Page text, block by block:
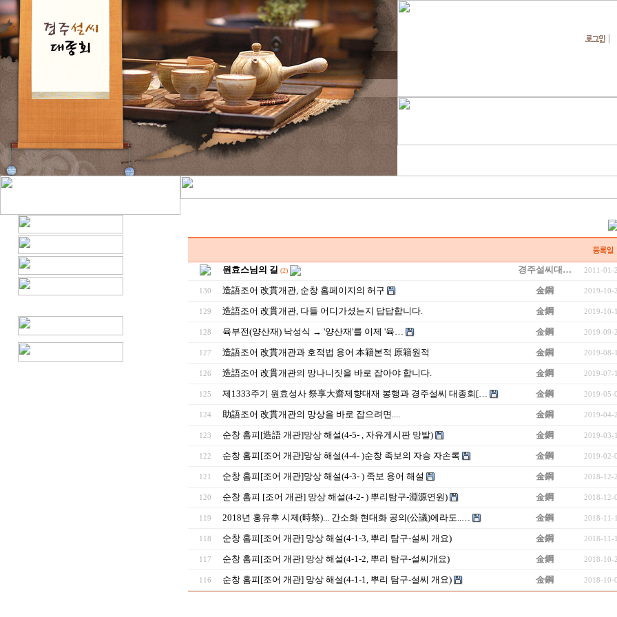
원효스님의 길 (2) 경주설씨대… 2011-01-
130 造語조어 改貫개관, 순창 홈페이지의 허구 金鋼 2019-10-
129 造語조어 改貫개관, 다들 어디가셨는지 답답합니다. 金鋼 2019-10-
128 육부전(양산재) 낙성식 → '양산재'를 이제 '육… 金鋼 2019-09-
127 造語조어 改貫개관과 호적법 용어 本籍본적 原籍원적 金鋼 2019-08-
126 造語조어 改貫개관의 망나니짓을 바로 잡아야 합니다. 金鋼 2019-07-
125 제1333주기 원효성사 祭享大齋제향대재 봉행과 경주설씨 대종회[… 金鋼 2019-05-
124 助語조어 改貫개관의 망상을 바로 잡으려면.... 金鋼 2019-04-
123 순창 홈피[造語 개관]망상 해설(4-5- , 자유게시판 망발) 金鋼 2019-03-
122 순창 홈피[조어 개관]망상 해설(4-4- )순창 족보의 자승 자손록 金鋼 2019-02-
121 순창 홈피[조어 개관]망상 해설(4-3- ) 족보 용어 해설 金鋼 2018-12-
120 순창 홈피 [조어 개관] 망상 해설(4-2- ) 뿌리탐구-淵源연원) 金鋼 2018-12-
119 2018년 홍유후 시제(時祭)... 간소화 현대화 공의(公議)에라도..… 金鋼 2018-11-
118 순창 홈피[조어 개관] 망상 해설(4-1-3, 뿌리 탐구-설씨 개요) 金鋼 2018-11-
117 순창 홈피[조어 개관] 망상 해설(4-1-2, 뿌리 탐구-설씨개요) 金鋼 2018-10-
116 순창 홈피[조어 개관] 망상 해설(4-1-1, 뿌리 탐구-설씨 개요) 金鋼 2018-10-